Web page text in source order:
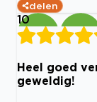
delen
10
Heel goed
geweldig!